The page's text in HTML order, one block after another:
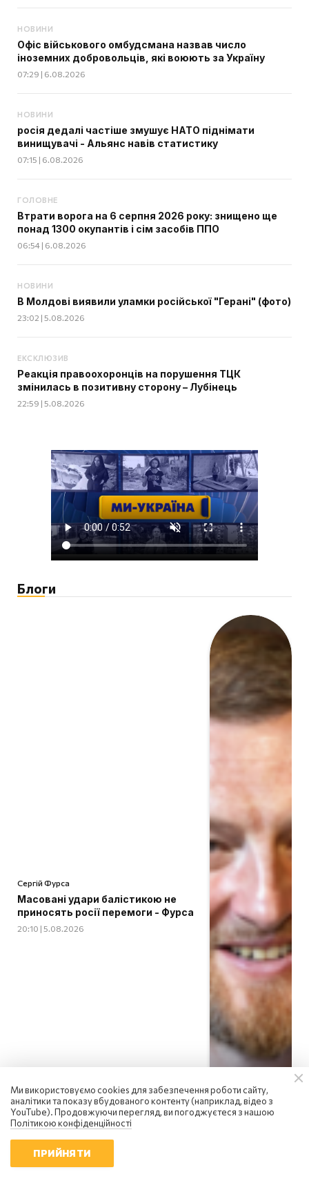
НОВИНИ
Офіс військового омбудсмана назвав число
іноземних добровольців, які воюють за Україну
07:29 | 6.08.2026
НОВИНИ
росія дедалі частіше змушує НАТО піднімати
винищувачі - Альянс навів статистику
07:15 | 6.08.2026
ГОЛОВНЕ
Втрати ворога на 6 серпня 2026 року: знищено ще
понад 1300 окупантів і сім засобів ППО
06:54 | 6.08.2026
НОВИНИ
В Молдові виявили уламки російської "Герані" (фото)
23:02 | 5.08.2026
ЕКСКЛЮЗИВ
Реакція правоохоронців на порушення ТЦК
змінилась в позитивну сторону – Лубінець
22:59 | 5.08.2026
Блоги
Сергій Фурса
Масовані удари балістикою не
приносять росії перемоги - Фурса
20:10 | 5.08.2026
Ми використовуємо cookies для забезпечення роботи сайту,
аналітики та показу вбудованого контенту (наприклад, відео з
YouTube). Продовжуючи перегляд, ви погоджуєтеся з нашою
Політикою конфіденційності
ПРИЙНЯТИ